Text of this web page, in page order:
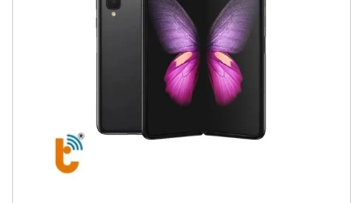
Màn hình Vsmart Màn hình Google Pixel
Pin Samsumg Pin Oppo
Thay vỏ